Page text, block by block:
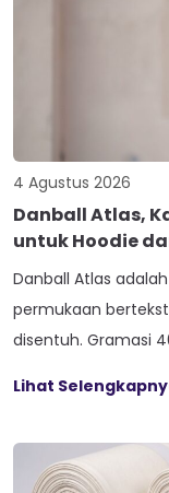
4 Agustus 2026
Danball Atlas,
untuk Hoodie
Danball Atlas
permukaan
disentuh. Gramasi
Anti Bacterial, dan
Nama Atlas boleh
Lihat